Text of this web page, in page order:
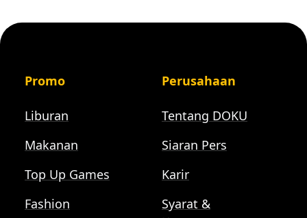
Promo
Liburan
Makanan
Top Up Games
Fashion
Perusahaan
Tentang DOKU
Siaran Pers
Karir
Syarat &